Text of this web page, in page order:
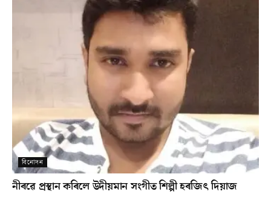
বিনোদন
নীৰৱে প্ৰস্থান কৰিলে উদীয়মান সংগীত শিল্পী হৰজিৎ দিয়াজ